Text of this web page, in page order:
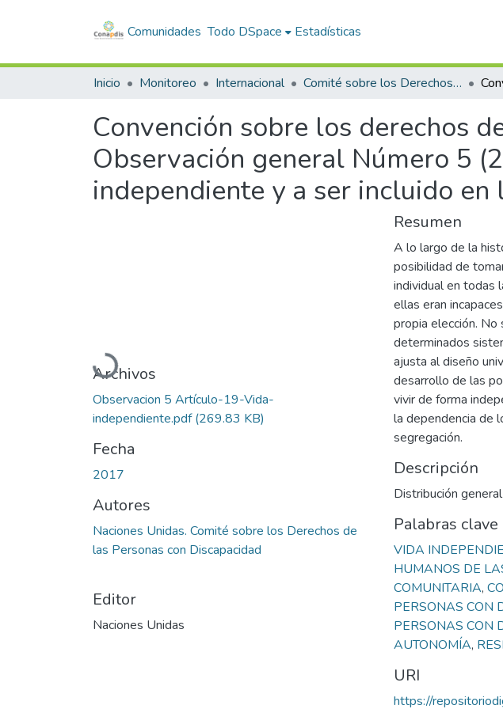
Comunidades Todo DSpace Estadísticas
Inicio Monitoreo Internacional Comité sobre los Derechos de las Personas con Discapacidad (CDPD)
Convención sobre los derechos
Observación general Número 5
independiente y a ser incluido en
Cargando...
Archivos
Observacion 5 Artículo-19-Vida-
independiente.pdf(269.83 KB)
Fecha
2017
Autores
Naciones Unidas. Comité sobre los Derechos de
las Personas con Discapacidad
Editor
Naciones Unidas
Resumen
A lo largo de la
posibilidad de
individual en todas
ellas eran
propia elección.
determinados
ajusta al diseño
desarrollo de las
vivir de forma
la dependencia de
segregación.
Descripción
Distribución
Palabras clave
VIDA
HUMANOS DE
COMUNITARIA,
PERSONAS CON
PERSONAS CON
AUTONOMÍA,
URI
https://